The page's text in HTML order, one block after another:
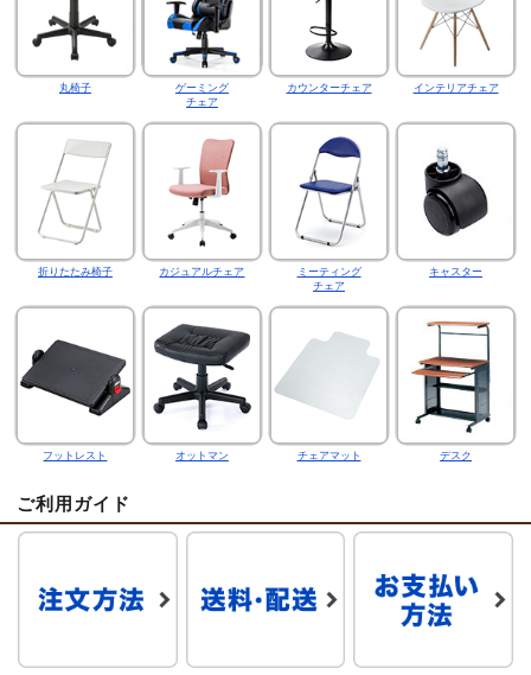
丸椅子
ゲーミング
チェア
カウンターチェア インテリアチェア
折りたたみ椅子 カジュアルチェア
ミーティング
チェア
キャスター
フットレスト オットマン チェアマット デスク
ご利用ガイド